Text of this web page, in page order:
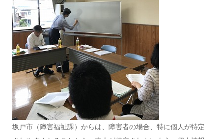
坂戸市（障害福祉課）からは、障害者の場合、特に個人が特定